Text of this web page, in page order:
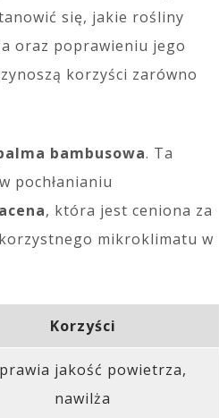
się, jakie rośliny
oraz poprawieniu jego
korzyści zarówno
bambusowa. Ta
pochłanianiu
, która jest ceniona za
mikroklimatu w
Korzyści
jakość powietrza,
nawilża